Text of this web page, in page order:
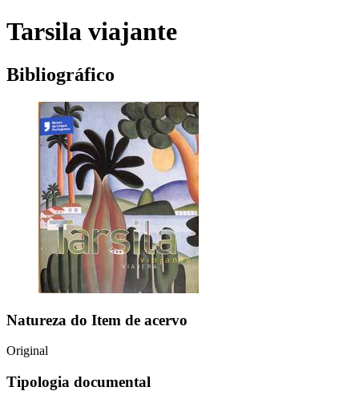
Tarsila viajante
Bibliográfico
Natureza do Item de acervo
Original
Tipologia documental